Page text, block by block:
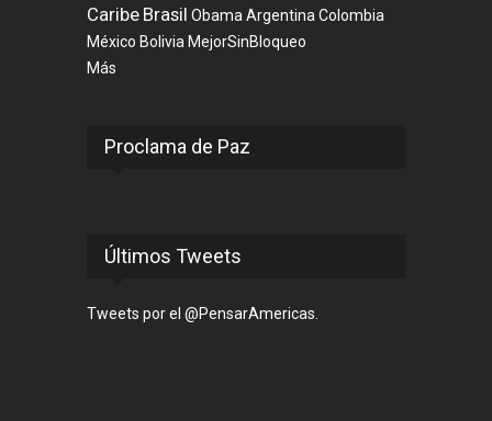
Caribe Brasil Obama Argentina Colombia
México Bolivia MejorSinBloqueo
Más
Proclama de Paz
Últimos Tweets
Tweets por el @PensarAmericas.